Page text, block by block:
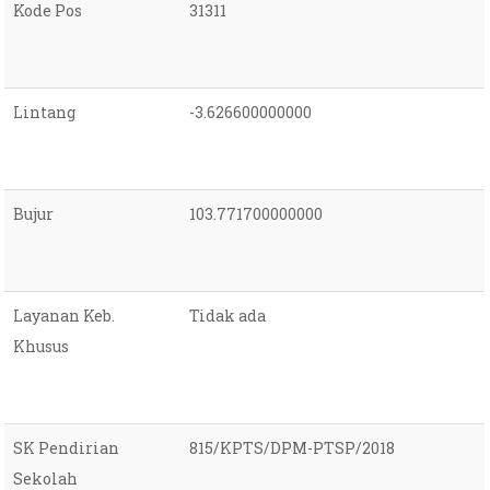
Kode Pos 31311
Lintang -3.626600000000
Bujur 103.771700000000
Layanan Keb.
Khusus
Tidak ada
SK Pendirian
Sekolah
815/KPTS/DPM-PTSP/2018